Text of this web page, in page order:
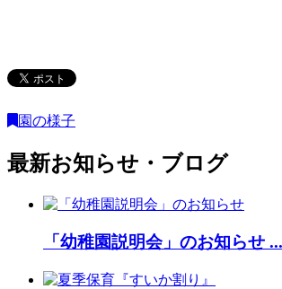
園の様子
最新お知らせ・ブログ
「幼稚園説明会」のお知らせ ...